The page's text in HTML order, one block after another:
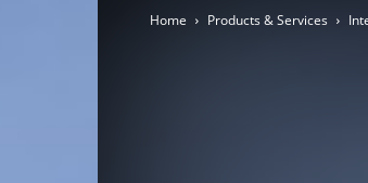
Home Products & Services